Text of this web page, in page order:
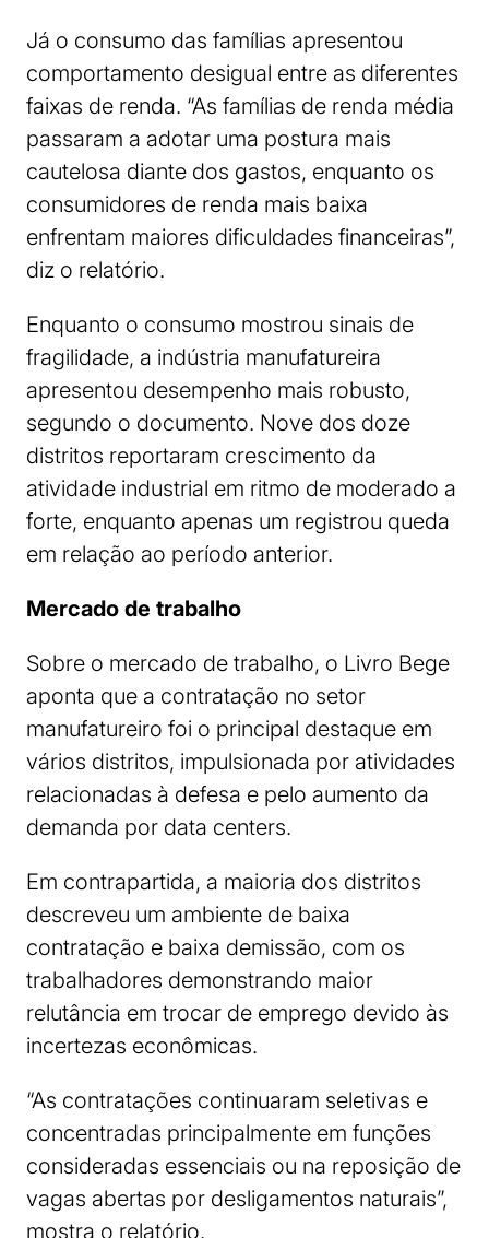
Já o consumo das famílias apresentou
comportamento desigual entre as diferentes
faixas de renda. “As famílias de renda média
passaram a adotar uma postura mais
cautelosa diante dos gastos, enquanto os
consumidores de renda mais baixa
enfrentam maiores dificuldades financeiras”,
diz o relatório.
Enquanto o consumo mostrou sinais de
fragilidade, a indústria manufatureira
apresentou desempenho mais robusto,
segundo o documento. Nove dos doze
distritos reportaram crescimento da
atividade industrial em ritmo de moderado a
forte, enquanto apenas um registrou queda
em relação ao período anterior.
Mercado de trabalho
Sobre o mercado de trabalho, o Livro Bege
aponta que a contratação no setor
manufatureiro foi o principal destaque em
vários distritos, impulsionada por atividades
relacionadas à defesa e pelo aumento da
demanda por data centers.
Em contrapartida, a maioria dos distritos
descreveu um ambiente de baixa
contratação e baixa demissão, com os
trabalhadores demonstrando maior
relutância em trocar de emprego devido às
incertezas econômicas.
“As contratações continuaram seletivas e
concentradas principalmente em funções
consideradas essenciais ou na reposição de
vagas abertas por desligamentos naturais”,
mostra o relatório.